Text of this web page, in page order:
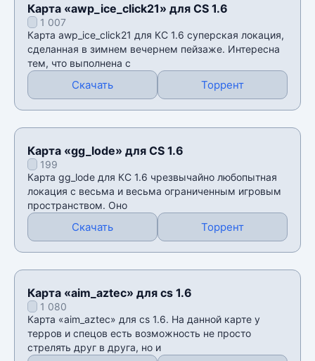
Карта «awp_ice_click21» для CS 1.6
1 007
Карта awp_ice_click21 для КС 1.6 суперская локация,
сделанная в зимнем вечернем пейзаже. Интересна
тем, что выполнена с
Скачать Торрент
Карта «gg_lode» для CS 1.6
199
Карта gg_lode для КС 1.6 чрезвычайно любопытная
локация с весьма и весьма ограниченным игровым
пространством. Оно
Скачать Торрент
Карта «aim_aztec» для cs 1.6
1 080
Карта «aim_aztec» для cs 1.6. На данной карте у
терров и спецов есть возможность не просто
стрелять друг в друга, но и